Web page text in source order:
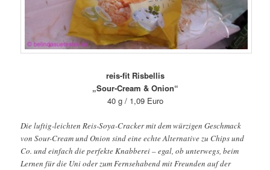
reis-fit Risbellis
„Sour-Cream & Onion“
40 g / 1,09 Euro
Die luftig-leichten Reis-Soya-Cracker mit dem würzigen Geschmack
von Sour-Cream und Onion sind eine echte Alternative zu Chips und
Co. und einfach die perfekte Knabberei – egal, ob unterwegs, beim
Lernen für die Uni oder zum Fernsehabend mit Freunden auf der